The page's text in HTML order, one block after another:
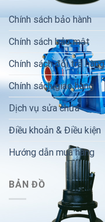
Chính sách bảo hành
Chính sách bảo mật
Chính sách đổi trả hàng
Chính sách giao hàng
Dịch vụ sửa chữa
Điều khoản & Điều kiện
Hướng dẫn mua hàng
BẢN ĐỒ